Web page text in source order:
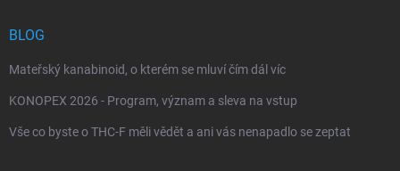
BLOG
Mateřský kanabinoid, o kterém se mluví čím dál víc
KONOPEX 2026 - Program, význam a sleva na vstup
Vše co byste o THC-F měli vědět a ani vás nenapadlo se zeptat